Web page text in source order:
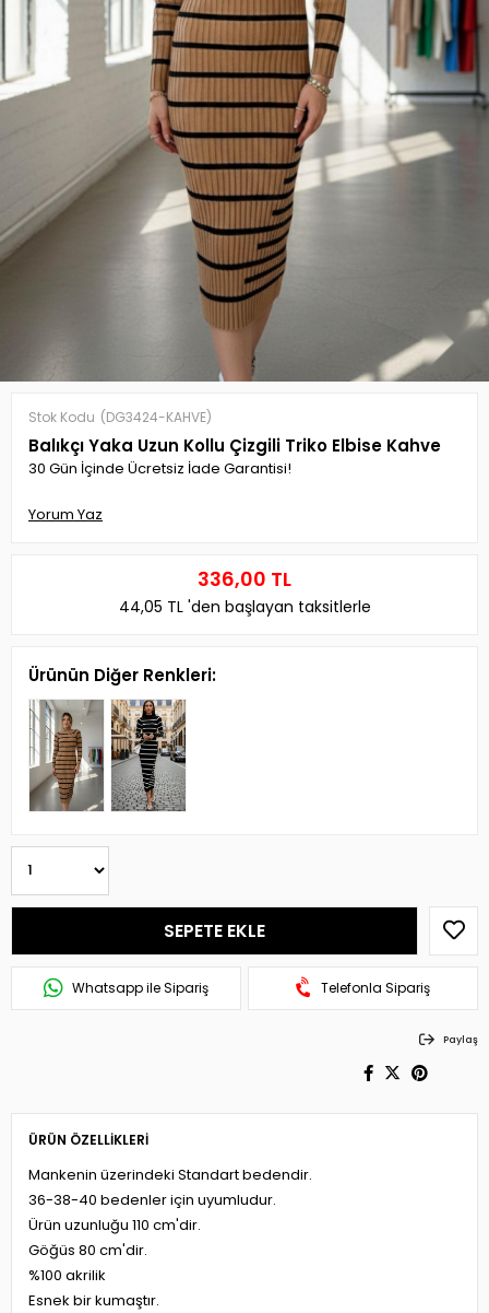
Stok Kodu (DG3424-KAHVE)
Balıkçı Yaka Uzun Kollu Çizgili Triko Elbise Kahve
30 Gün İçinde Ücretsiz İade Garantisi!
Yorum Yaz
336,00 TL
44,05 TL 'den başlayan taksitlerle
Ürünün Diğer Renkleri:
Whatsapp ile Sipariş Telefonla Sipariş
Paylaş
ÜRÜN ÖZELLIKLERI
Mankenin üzerindeki Standart bedendir.
36-38-40 bedenler için uyumludur.
Ürün uzunluğu 110 cm'dir.
Göğüs 80 cm'dir.
%100 akrilik
Esnek bir kumaştır.